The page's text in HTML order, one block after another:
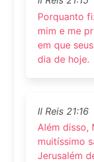
Porquanto
mim e me
em que
dia de hoje.
II Reis 21:16
Além disso,
muitíssimo
Jerusalém